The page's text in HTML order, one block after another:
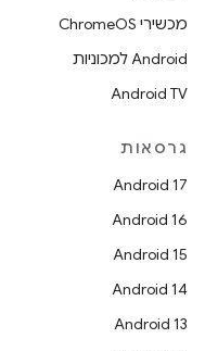
מכשירי ChromeOS
Android למכוניות
Android TV
גרסאות
Android 17
Android 16
Android 15
Android 14
Android 13